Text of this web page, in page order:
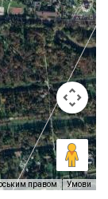
правом Умови